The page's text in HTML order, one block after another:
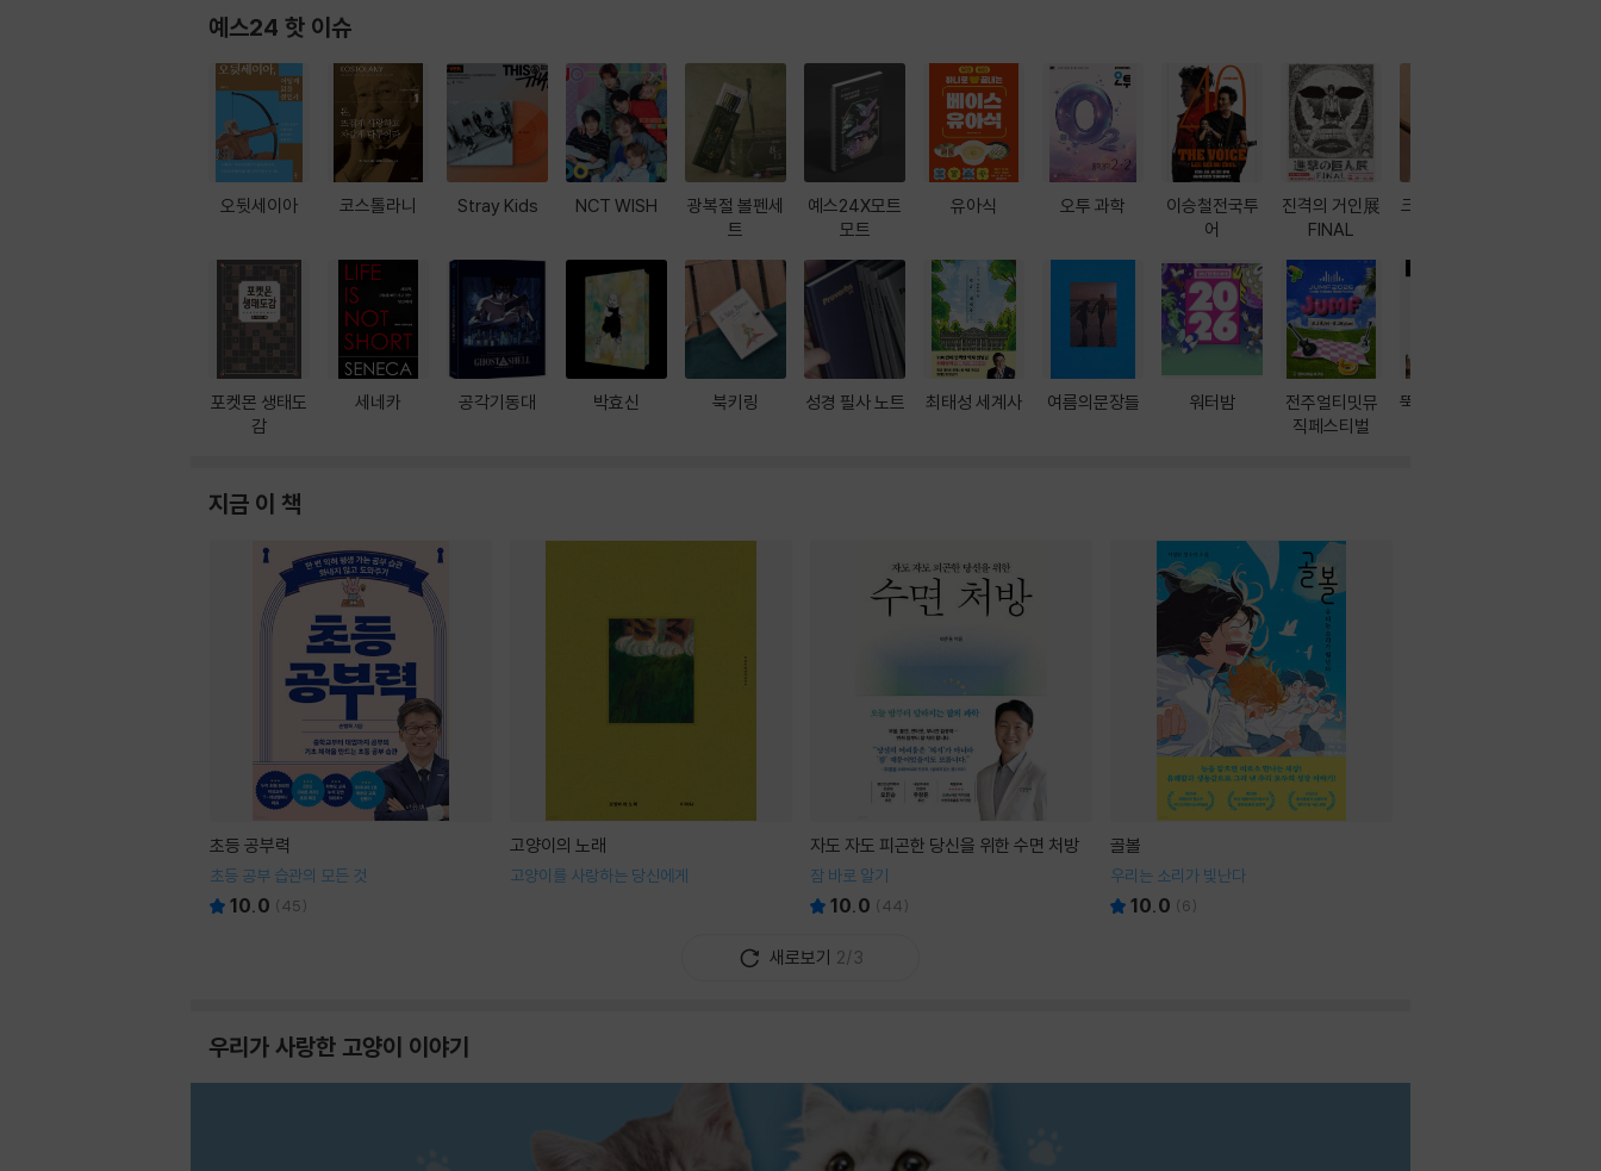
예스24 핫 이슈
오뒷세이아
포켓몬 생태도
감
코스톨라니
세네카
Stray Kids
공각기동대
NCT WISH
박효신
광복절 볼펜세
트
북키링
예스24X모트
모트
성경 필사 노트
유아식
최태성 세계사
오투 과학
여름의문장들
이승철전국투
어
워터밤
진격의 거인展
FINAL
전주얼티밋뮤
직페스티벌
크레마 이북 리
뚝딱! AI 3대장
지금 이 책
초등 공부력
초등 공부 습관의 모든 것
10.0 (45)
고양이의 노래
고양이를 사랑하는 당신에게
자도 자도 피곤한 당신을 위한 수면 처방
잠 바로 알기
10.0 (44)
골볼
우리는 소리가 빛난다
10.0 (6)
새로보기 2/3
우리가 사랑한 고양이 이야기